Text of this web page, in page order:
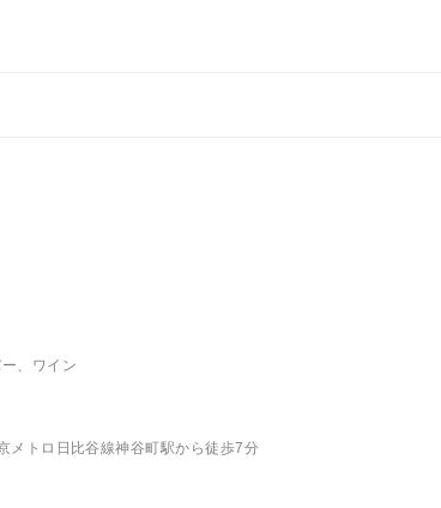
、ワイン
メトロ日比谷線神谷町駅から徒歩7分